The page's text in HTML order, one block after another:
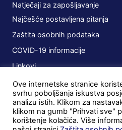
Natječaji za zapošljavanje
Najčešće postavljena pitanja
Zaštita osobnih podataka
COVID-19 informacije
Linkovi
Planovi
Javna nabava
Ugovori
Ove internetske stranice
svrhu poboljšanja iskustva
analizu istih. Klikom za
klikom na gumb "Prihvati sve"
korištenje kolačića. Više